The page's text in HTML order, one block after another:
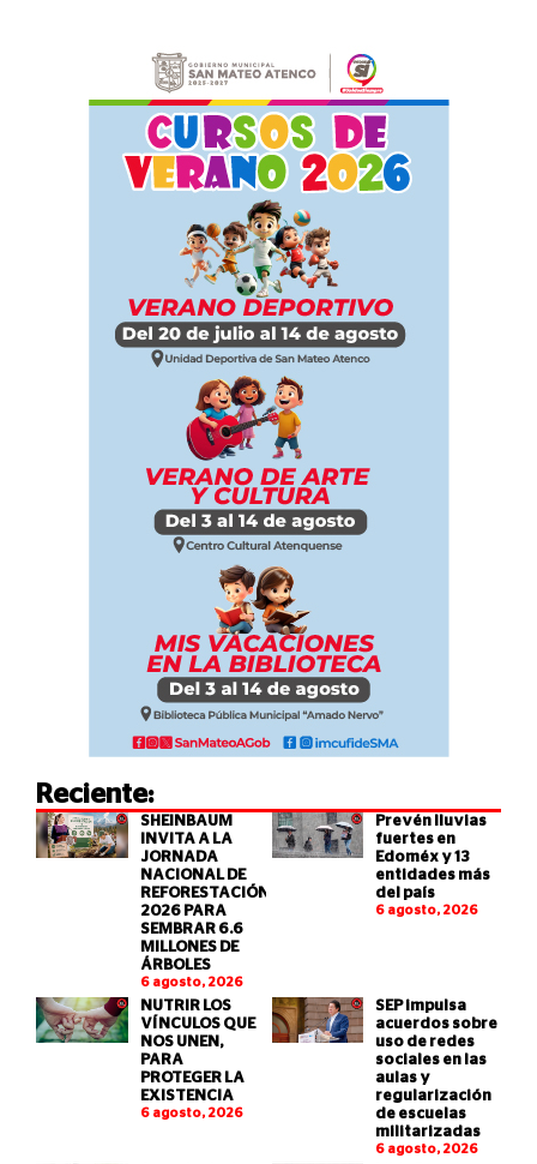
Reciente:
SHEINBAUM
INVITA A LA
JORNADA
NACIONAL DE
REFORESTACIÓN
2026 PARA
SEMBRAR 6.6
MILLONES DE
ÁRBOLES
6 agosto, 2026
Prevén lluvias
fuertes en
Edoméx y 13
entidades más
del país
6 agosto, 2026
NUTRIR LOS
VÍNCULOS QUE
NOS UNEN,
PARA
PROTEGER LA
EXISTENCIA
6 agosto, 2026
SEP impulsa
acuerdos sobre
uso de redes
sociales en las
aulas y
regularización
de escuelas
militarizadas
6 agosto, 2026